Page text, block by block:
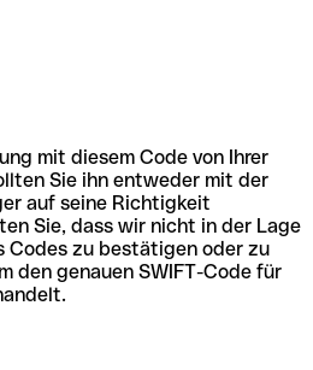
mit diesem Code von Ihrer
Sie ihn entweder mit der
auf seine Richtigkeit
Sie, dass wir nicht in der Lage
zu bestätigen oder zu
den genauen SWIFT-Code für